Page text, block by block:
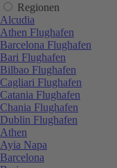
Regionen
Alcudia
Athen Flughafen
Barcelona Flughafen
Bari Flughafen
Bilbao Flughafen
Cagliari Flughafen
Catania Flughafen
Chania Flughafen
Dublin Flughafen
Athen
Ayia Napa
Barcelona